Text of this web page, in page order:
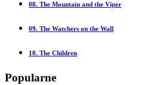
08. The Mountain and the Viper
09. The Watchers on the Wall
10. The Children
Popularne